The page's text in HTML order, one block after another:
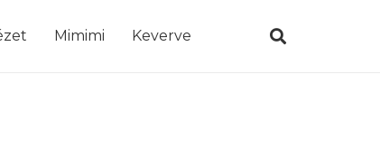
Mimimi Keverve